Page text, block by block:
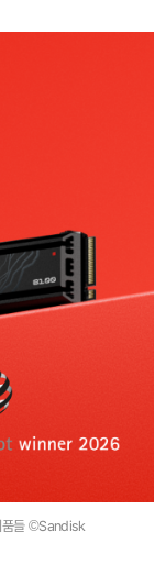
품들 ©Sandisk